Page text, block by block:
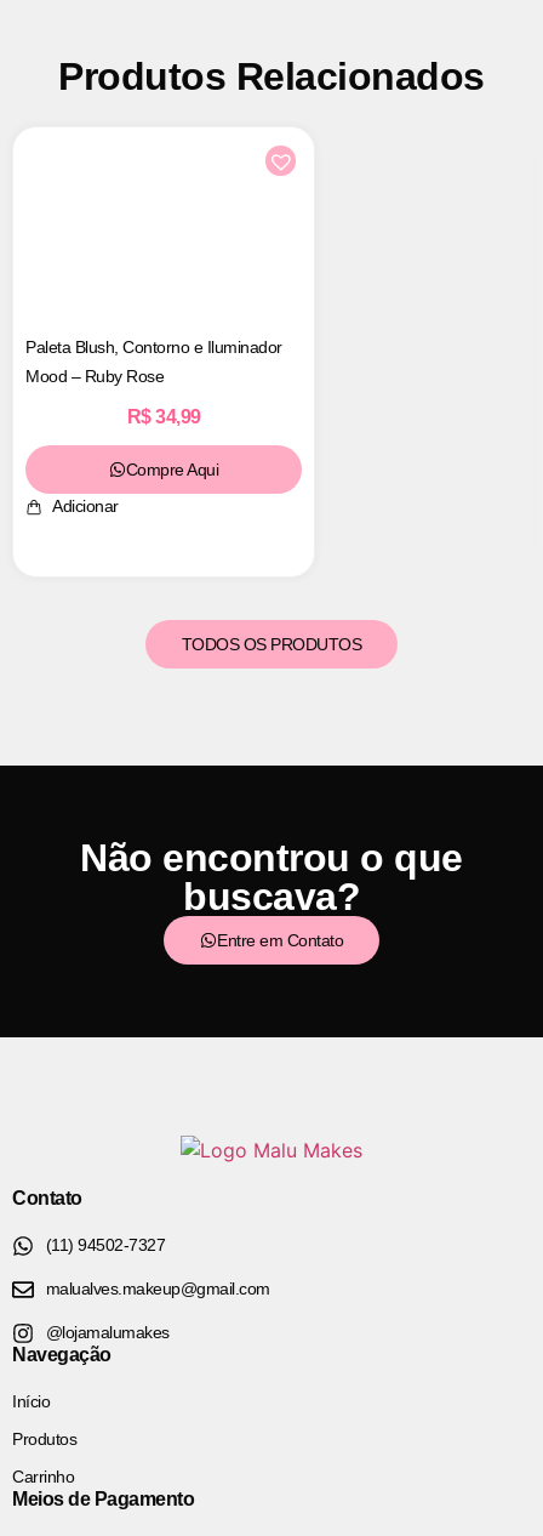
Produtos Relacionados
Paleta Blush, Contorno e Iluminador
Mood – Ruby Rose
R$34,99
Compre Aqui
Adicionar
TODOS OS PRODUTOS
Não encontrou o que
buscava?
Entre em Contato
Contato
(11) 94502-7327
malualves.makeup@gmail.com
@lojamalumakes
Navegação
Início
Produtos
Carrinho
Meios de Pagamento